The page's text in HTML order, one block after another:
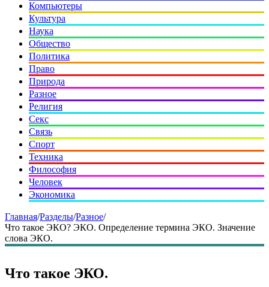
Компьютеры
Культура
Наука
Общество
Политика
Право
Природа
Разное
Религия
Секс
Связь
Спорт
Техника
Философия
Человек
Экономика
Главная/Разделы/Разное/
Что такое ЭКО? ЭКО. Определение термина ЭКО. Значение
слова ЭКО.
Что такое ЭКО.